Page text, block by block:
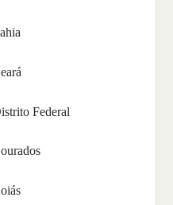
Federal